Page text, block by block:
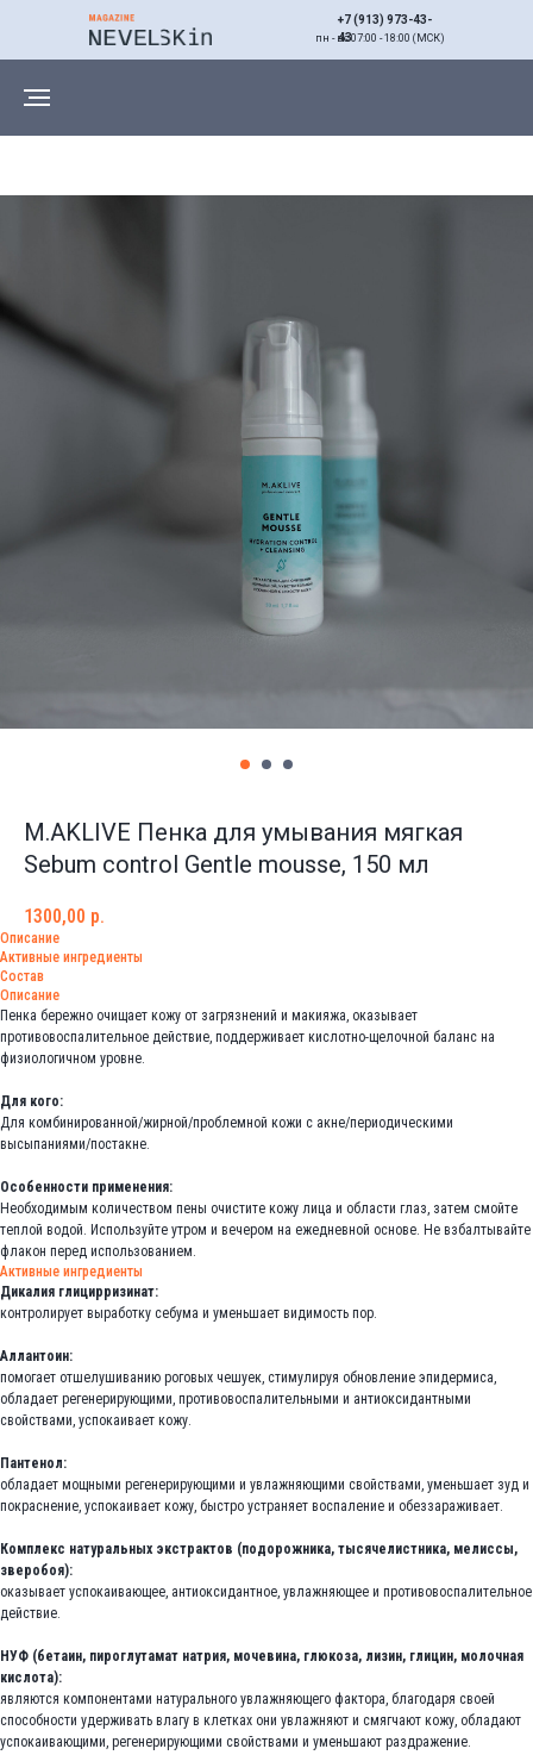
+7 (913) 973-43-
43
пн - вс 07:00 - 18:00 (МСК)
M.AKLIVE Пенка для умывания мягкая
Sebum control Gentle mousse, 150 мл
1300,00 р.
Описание
Активные ингредиенты
Состав
Описание
Пенка бережно очищает кожу от загрязнений и макияжа, оказывает
противовоспалительное действие, поддерживает кислотно-щелочной баланс на
физиологичном уровне.
Для кого:
Для комбинированной/жирной/проблемной кожи с акне/периодическими
высыпаниями/постакне.
Особенности применения:
Необходимым количеством пены очистите кожу лица и области глаз, затем смойте
теплой водой. Используйте утром и вечером на ежедневной основе. Не взбалтывайте
флакон перед использованием.
Активные ингредиенты
Дикалия глицирризинат:
контролирует выработку себума и уменьшает видимость пор.
Аллантоин:
помогает отшелушиванию роговых чешуек, стимулируя обновление эпидермиса,
обладает регенерирующими, противовоспалительными и антиоксидантными
свойствами, успокаивает кожу.
Пантенол:
обладает мощными регенерирующими и увлажняющими свойствами, уменьшает зуд и
покраснение, успокаивает кожу, быстро устраняет воспаление и обеззараживает.
Комплекс натуральных экстрактов (подорожника, тысячелистника, мелиссы,
зверобоя):
оказывает успокаивающее, антиоксидантное, увлажняющее и противовоспалительное
действие.
НУФ (бетаин, пироглутамат натрия, мочевина, глюкоза, лизин, глицин, молочная
кислота):
являются компонентами натурального увлажняющего фактора, благодаря своей
способности удерживать влагу в клетках они увлажняют и смягчают кожу, обладают
успокаивающими, регенерирующими свойствами и уменьшают раздражение.